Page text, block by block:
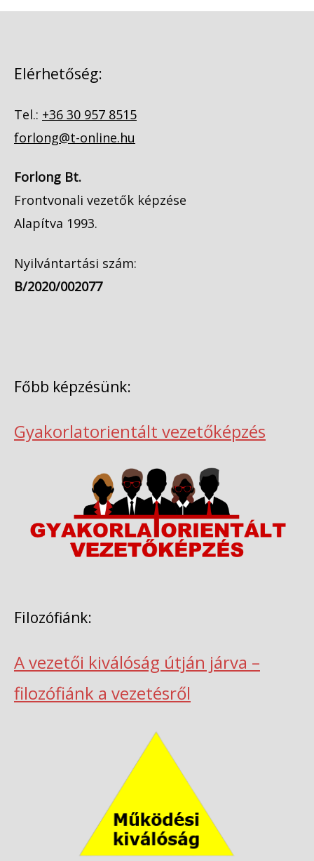
Elérhetőség:
Tel.: +36 30 957 8515
forlong@t-online.hu
Forlong Bt.
Frontvonali vezetők képzése
Alapítva 1993.
Nyilvántartási szám:
B/2020/002077
Főbb képzésünk:
Gyakorlatorientált vezetőképzés
Filozófiánk:
A vezetői kiválóság útján járva –
filozófiánk a vezetésről